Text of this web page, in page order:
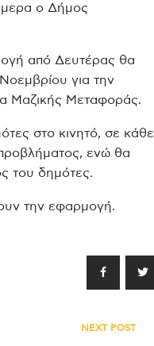
ο Δήμος
από Δευτέρας θα
για την
Μαζικής Μεταφοράς.
στο κινητό, σε κάθε
ενώ θα
του δημότες.
την εφαρμογή.
NEXT POST